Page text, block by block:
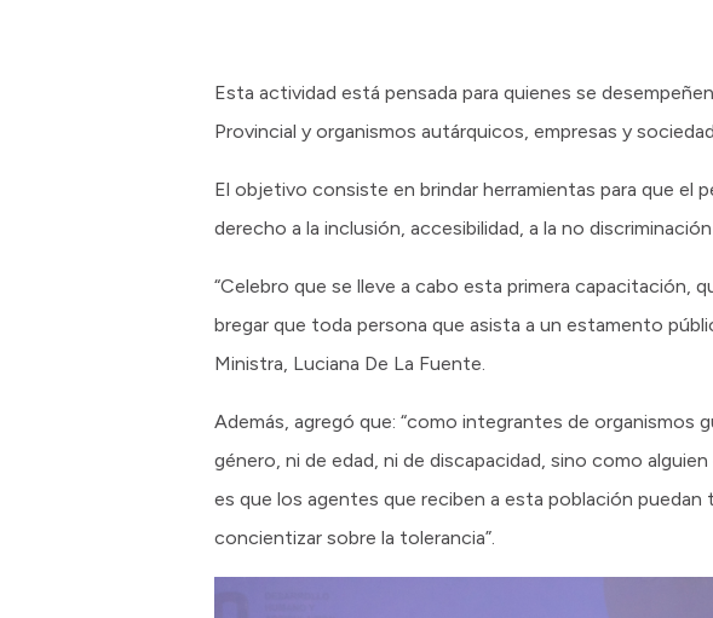
Esta actividad está pensada para quienes se
Provincial y organismos autárquicos, empresas y
El objetivo consiste en brindar herramientas para que el
derecho a la inclusión, accesibilidad, a la no
“Celebro que se lleve a cabo esta primera capacitación,
bregar que toda persona que asista a un estamento
Ministra, Luciana De La Fuente.
Además, agregó que: “como integrantes de organismos
género, ni de edad, ni de discapacidad, sino como
es que los agentes que reciben a esta población puedan
concientizar sobre la tolerancia”.